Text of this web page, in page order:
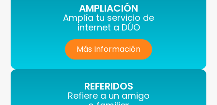
AMPLIACIÓN
Amplía tu servicio de
internet a DÚO
Más Información
REFERIDOS
Refiere a un amigo